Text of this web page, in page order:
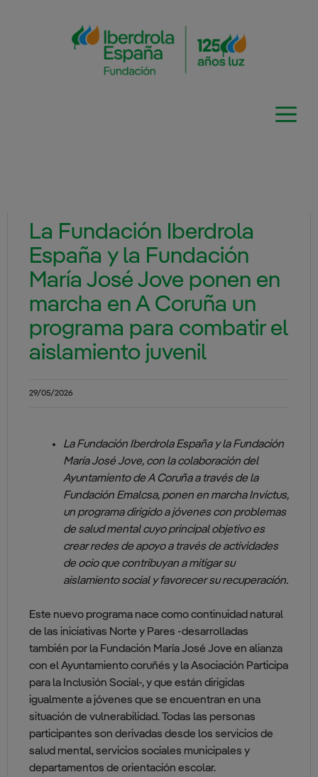
La Fundación Iberdrola
España y la Fundación
María José Jove ponen en
marcha en A Coruña un
programa para combatir el
aislamiento juvenil
29/05/2026
La Fundación Iberdrola España y la Fundación
María José Jove, con la colaboración del
Ayuntamiento de A Coruña a través de la
Fundación Emalcsa, ponen en marcha Invictus,
un programa dirigido a jóvenes con problemas
de salud mental cuyo principal objetivo es
crear redes de apoyo a través de actividades
de ocio que contribuyan a mitigar su
aislamiento social y favorecer su recuperación.
Este nuevo programa nace como continuidad natural
de las iniciativas Norte y Pares -desarrolladas
también por la Fundación María José Jove en alianza
con el Ayuntamiento coruñés y la Asociación Participa
para la Inclusión Social-, y que están dirigidas
igualmente a jóvenes que se encuentran en una
situación de vulnerabilidad. Todas las personas
participantes son derivadas desde los servicios de
salud mental, servicios sociales municipales y
departamentos de orientación escolar.